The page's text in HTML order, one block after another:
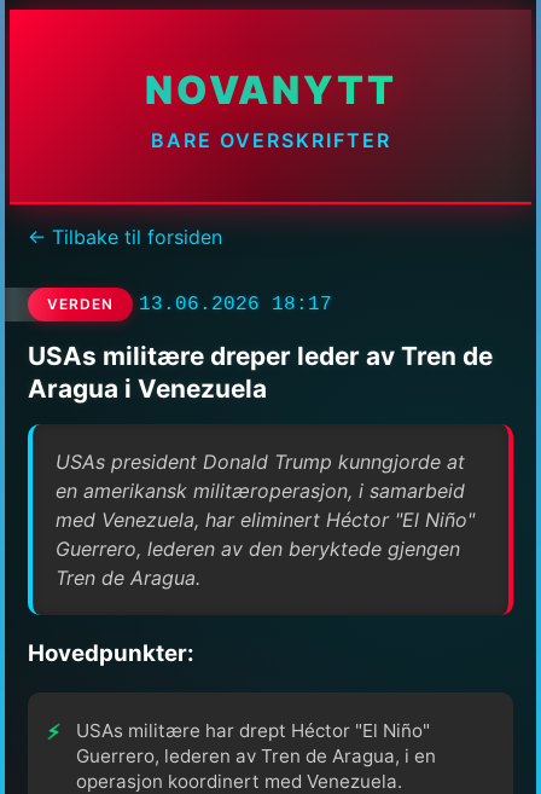
NOVANYTT
BARE OVERSKRIFTER
← Tilbake til forsiden
VERDEN 13.06.2026 18:17
USAs militære dreper leder av Tren de
Aragua i Venezuela
USAs president Donald Trump kunngjorde at
en amerikansk militæroperasjon, i samarbeid
med Venezuela, har eliminert Héctor "El Niño"
Guerrero, lederen av den beryktede gjengen
Tren de Aragua.
Hovedpunkter:
USAs militære har drept Héctor "El Niño"
Guerrero, lederen av Tren de Aragua, i en
operasjon koordinert med Venezuela.